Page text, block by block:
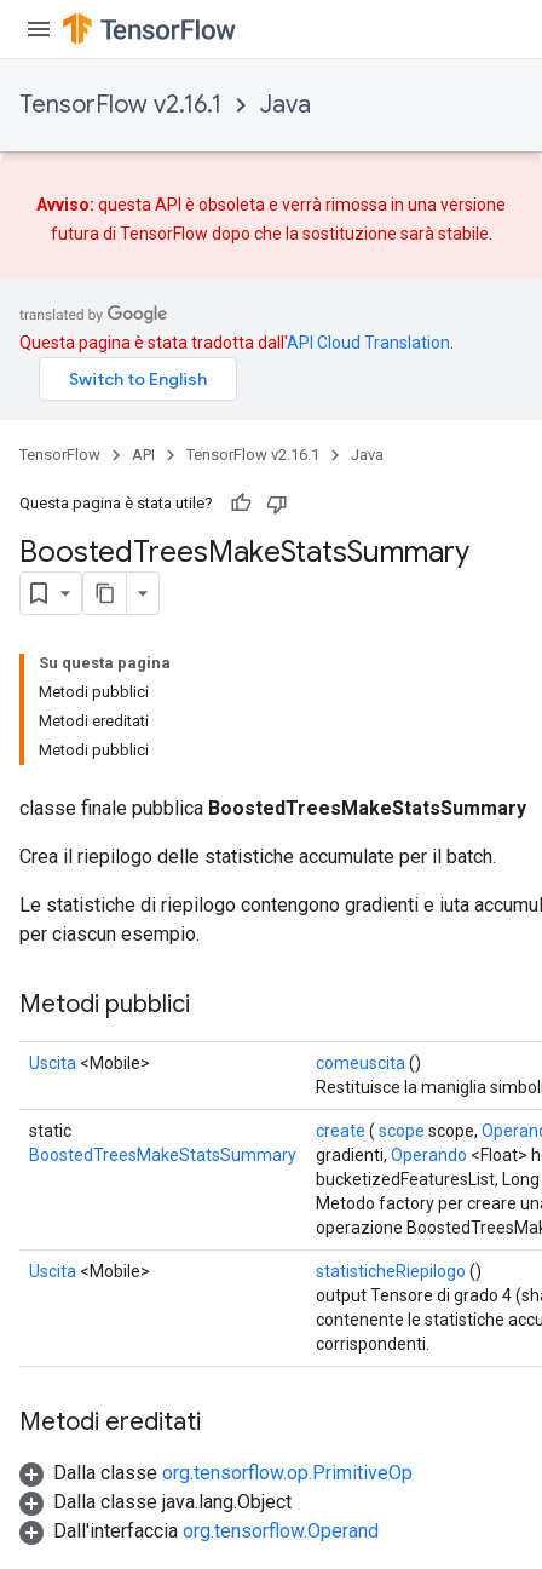
TensorFlow v2.16.1 Java
Avviso: questa API è obsoleta e verrà rimossa in una versione
futura di TensorFlow dopo che la sostituzione sarà stabile.
Questa pagina è stata tradotta dall'API Cloud Translation
TensorFlow API TensorFlow v2.16.1 Java
Questa pagina è stata utile?
BoostedTreesMakeStatsSummary
Su questa pagina
Metodi pubblici
Metodi ereditati
Metodi pubblici
classe finale pubblica BoostedTreesMakeStatsSummary
Crea il riepilogo delle statistiche accumulate per il batch.
Le statistiche di riepilogo contengono gradienti e iuta
per ciascun esempio.
Metodi pubblici
Uscita <Mobile> comeuscita ()
Restituisce la maniglia
static
BoostedTreesMakeStatsSummary
create ( scope scope,
gradienti, Operando <Float>
bucketizedFeaturesList,
Metodo factory per creare
operazione
Uscita <Mobile> statisticheRiepilogo ()
output Tensore di grado 4
contenente le statistiche
corrispondenti.
Metodi ereditati
Dalla classe org.tensorflow.op.PrimitiveOp
Dalla classe java.lang.Object
Dall'interfaccia org.tensorflow.Operand